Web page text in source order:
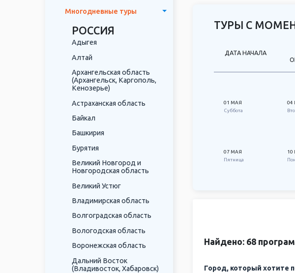
Многодневные туры
РОССИЯ
Адыгея
Алтай
Архангельская область
(Архангельск, Каргополь,
Кенозерье)
Астраханская область
Байкал
Башкирия
Бурятия
Великий Новгород и
Новгородская область
Великий Устюг
Владимирская область
Волгоградская область
Вологодская область
Воронежская область
Дальний Восток
(Владивосток, Хабаровск)
5 причин побывать в
ТУРЫ С
ДАТА НАЧАЛА
01 МАЯ
Суббота
04
07 МАЯ
Пятница
10
Найдено: 68
Город, который хотите